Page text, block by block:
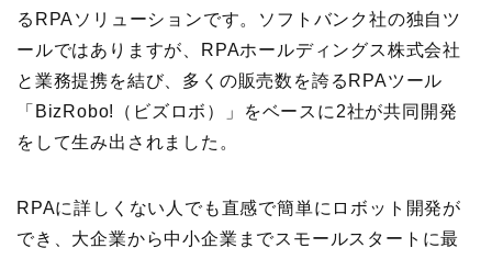
るRPAソリューションです。ソフトバンク社の独自ツ
ールではありますが、RPAホールディングス株式会社
と業務提携を結び、多くの販売数を誇るRPAツール
「BizRobo!（ビズロボ）」をベースに2社が共同開発
をして生み出されました。
RPAに詳しくない人でも直感で簡単にロボット開発が
でき、大企業から中小企業までスモールスタートに最